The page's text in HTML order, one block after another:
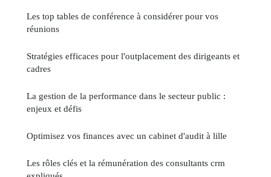
Les top tables de conférence à considérer pour vos
réunions
Stratégies efficaces pour l'outplacement des dirigeants et
cadres
La gestion de la performance dans le secteur public :
enjeux et défis
Optimisez vos finances avec un cabinet d'audit à lille
Les rôles clés et la rémunération des consultants crm